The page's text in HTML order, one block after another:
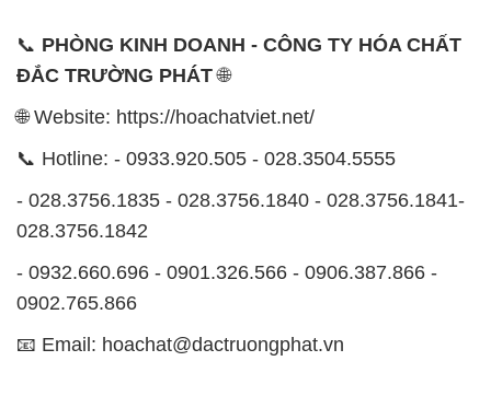
📞 PHÒNG KINH DOANH - CÔNG TY HÓA CHẤT
ĐẮC TRƯỜNG PHÁT🌐
🌐 Website: https://hoachatviet.net/
📞 Hotline: - 0933.920.505 - 028.3504.5555
- 028.3756.1835 - 028.3756.1840 - 028.3756.1841-
028.3756.1842
- 0932.660.696 - 0901.326.566 - 0906.387.866 -
0902.765.866
📧 Email: hoachat@dactruongphat.vn